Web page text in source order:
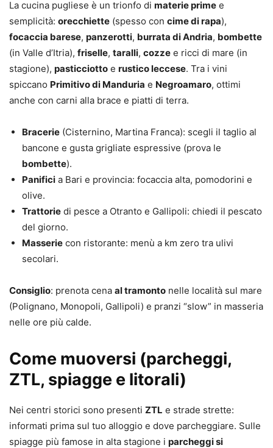
La cucina pugliese è un trionfo di materie prime e
semplicità: orecchiette (spesso con cime di rapa),
focaccia barese, panzerotti, burrata di Andria, bombette
(in Valle d’Itria), friselle, taralli, cozze e ricci di mare (in
stagione), pasticciotto e rustico leccese. Tra i vini
spiccano Primitivo di Manduria e Negroamaro, ottimi
anche con carni alla brace e piatti di terra.
Bracerie (Cisternino, Martina Franca): scegli il taglio al
bancone e gusta grigliate espressive (prova le
bombette).
Panifici a Bari e provincia: focaccia alta, pomodorini e
olive.
Trattorie di pesce a Otranto e Gallipoli: chiedi il pescato
del giorno.
Masserie con ristorante: menù a km zero tra ulivi
secolari.
Consiglio: prenota cena al tramonto nelle località sul mare
(Polignano, Monopoli, Gallipoli) e pranzi “slow” in masseria
nelle ore più calde.
Come muoversi (parcheggi,
ZTL, spiagge e litorali)
Nei centri storici sono presenti ZTL e strade strette:
informati prima sul tuo alloggio e dove parcheggiare. Sulle
spiagge più famose in alta stagione i parcheggi si